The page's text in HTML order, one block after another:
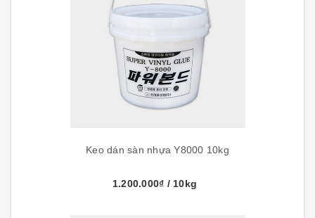
Keo dán sàn nhựa Y8000 10kg
1.200.000₫ / 10kg